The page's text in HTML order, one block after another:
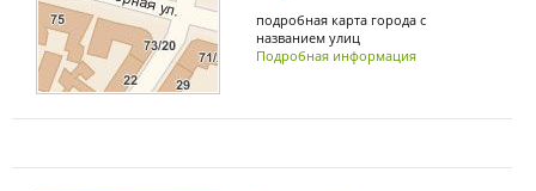
подробная карта города с
названием улиц
Подробная информация